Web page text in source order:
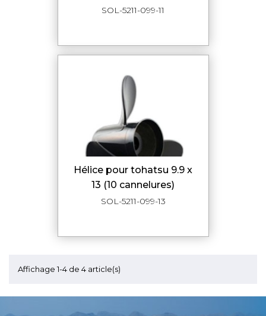
SOL-5211-099-11
hélice pour tohatsu 9.9 x
13 (10 cannelures)
SOL-5211-099-13
Affichage 1-4 de 4 article(s)